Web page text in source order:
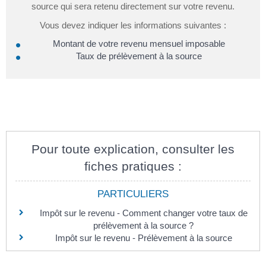
source qui sera retenu directement sur votre revenu.
Vous devez indiquer les informations suivantes :
Montant de votre revenu mensuel imposable
Taux de prélèvement à la source
Pour toute explication, consulter les
fiches pratiques :
PARTICULIERS
Impôt sur le revenu - Comment changer votre taux de
prélèvement à la source ?
Impôt sur le revenu - Prélèvement à la source